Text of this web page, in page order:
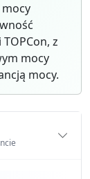
mocy
z
mocy
mocy.